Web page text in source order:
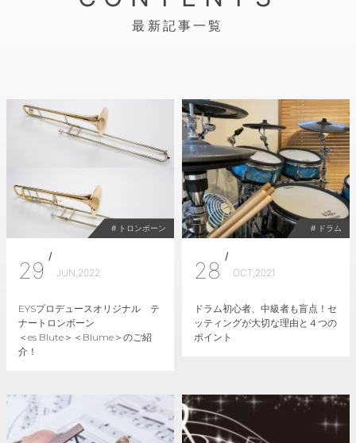
最新記事一覧
# トロンボーン
29
/
JUN,2022
EYSプロデュースオリジナル テ
ナートロンボーン
＜es Blute＞＜Blume＞のご紹
介！
# ドラム
28
/
OCT,2021
ドラム初心者、中級者も盲点！セ
ッティングが大切な理由と４つの
ポイント